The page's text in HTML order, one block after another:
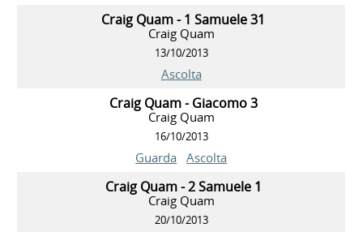
Craig Quam - 1 Samuele 31
Craig Quam
13/10/2013
Ascolta
Craig Quam - Giacomo 3
Craig Quam
16/10/2013
Guarda Ascolta
Craig Quam - 2 Samuele 1
Craig Quam
20/10/2013